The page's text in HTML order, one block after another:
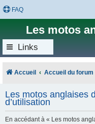
FAQ
Les motos
Links
Accueil Accueil du forum
Les motos anglaises
d’utilisation
En accédant à « Les motos